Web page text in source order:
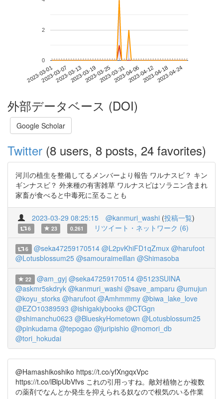
2023-03-012023-03-072023-03-132023-03-192023-03-252023-03-312023-04-062023-04-122023-04-182023-04-24
0
2
外部データベース (DOI)
Google Scholar
Twitter (8 users, 8 posts, 24 favorites)
河川の植生を整備してるメンバーより報告 ワルナスビ？ キン
ギンナスビ？ 外来種の有害雑草 ワルナスビはソラニン含まれ
家畜が食べると中毒死に至ることも
2023-03-29 08:25:15 @kanmuri_washi (投稿一覧)
6 23 0.261 リツイート・ネットワーク (6)
6 @seka47259170514 @L2pvKhiFD1qZmux @harufoot
@Lotusblossum25 @samouraimeillan @Shimasoba
22 @am_gyj @seka47259170514 @5123SUINA
@askmr5skdryk @kanmuri_washi @save_amparu @umujun
@koyu_storks @harufoot @Amhmmmy @biwa_lake_love
@EZO10389593 @ishigakiybooks @CTGgn
@shimanchu0623 @BlueskyHometown @Lotusblossum25
@pinkudama @tepogao @juripishio @nomori_db
@tori_hokudai
@Hamashikoshiko https://t.co/yfXngqxVpc
https://t.co/lBlpUbVfvs これの引用っすね。敵対植物とか複数
の薬剤でなんとか発生を抑えられる奴なので根気のいる作業